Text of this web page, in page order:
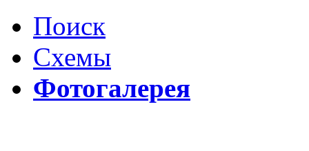
Поиск
Схемы
Фотогалерея